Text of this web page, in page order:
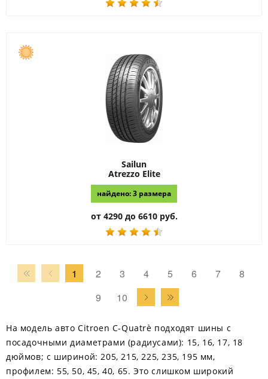
Sailun
Atrezzo Elite
найдено: 3 размера
от 4290 до 6610 руб.
1 2 3 4 5 6 7
8
9
10
На модель авто Citroen C-Quatrè подходят шины с
посадочными диаметрами (радиусами): 15, 16, 17, 18
дюймов; с шириной: 205, 215, 225, 235, 195 мм,
профилем: 55, 50, 45, 40, 65. Это слишком широкий